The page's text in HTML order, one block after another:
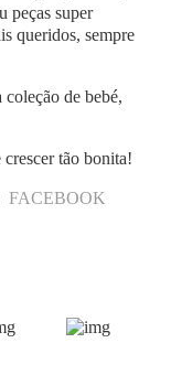
peças super
queridos, sempre
de bebé,
tão bonita!
FACEBOOK